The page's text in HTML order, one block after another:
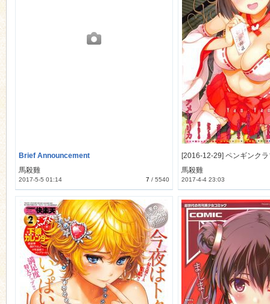
Brief Announcement
馬殺雞
7 / 5540
2017-5-5 01:14
馬殺雞
2017-4-4 23:03